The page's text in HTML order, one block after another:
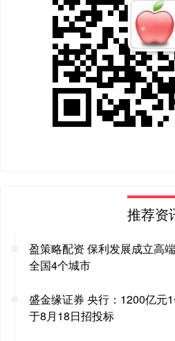
推荐资
盈策略配资 保利发展成立高
全国4个城市
盛金缘证券 央行：1200亿元
于8月18日招投标